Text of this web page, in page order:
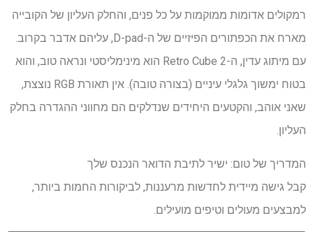
רמקולים אדומות ממוקמות על כל פנים, והחלק העליון של הקובייה
מארח את הכפתורים הפיזיים של ה-D-pad, עליהם אדבר בקרוב.
עם מיתוג עדין, ה-Retro Cube 2 הוא מינימליסטי ונראה טוב, והוא
בטוח ימשוך גלגלי עיניים (בצורה טובה). אין תאורת RGB נוצצת,
שאני אוהב, והקטעים היחידים שנדלקים הם מחווני ההגדרה בחלק
העליון.
המדריך של טום: ישיר לתיבת הדואר הנכנס שלך
קבל גישה מיידית לחדשות מרעננות, לביקורות החמות ביותר,
למבצעים מעולים וטיפים מועילים.